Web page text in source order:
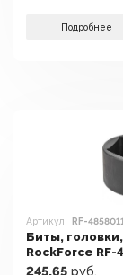
Подробнее
Артикул: RF-
Биты,
RockForce RF-
245,65 руб.